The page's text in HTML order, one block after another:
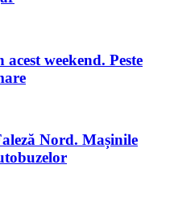
weekend. Peste
Nord. Mașinile